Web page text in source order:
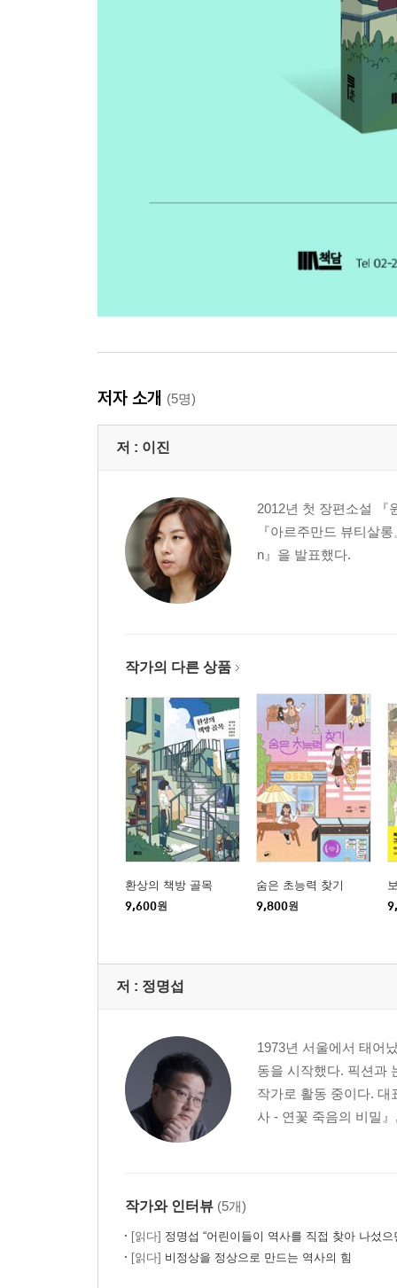
저자 소개 (5명)
저 : 이진
2012년 첫 장편소설 『
『아르주만드 뷰티살
n』을 발표했다.
작가의 다른 상품
환상의 책방 골목
9,600원
숨은 초능력 찾기
9,800원
저 : 정명섭
1973년 서울에서 태어
동을 시작했다. 픽션과
작가로 활동 중이다.
사 - 연꽃 죽음의 비밀
작가와 인터뷰 (5개)
[읽다] 정명섭 “어린이들이 역사를 직접 찾아 나섰으
[읽다] 비정상을 정상으로 만드는 역사의 힘